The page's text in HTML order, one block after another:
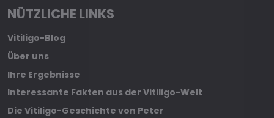
NÜTZLICHE LINKS
Vitiligo-Blog
Über uns
Ihre Ergebnisse
Interessante Fakten aus der Vitiligo-Welt
Die Vitiligo-Geschichte von Peter